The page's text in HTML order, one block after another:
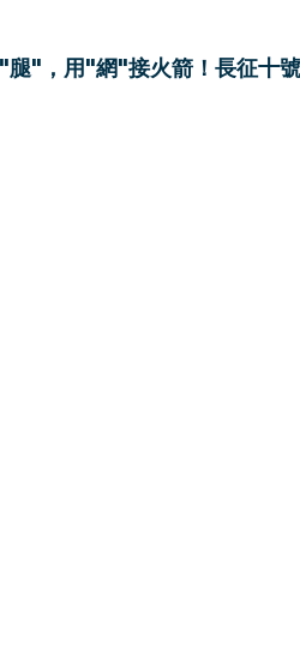
"，用"網"接火箭！長征十號